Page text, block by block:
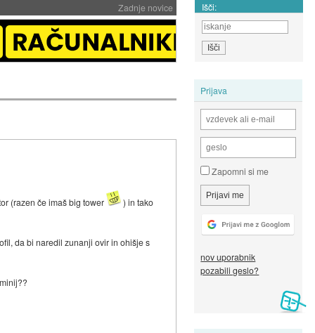
Zadnje novice Išči:
Prijava
Zapomni si me
nov uporabnik
pozabili geslo?
(razen če imaš big tower
) in tako
da bi naredil zunanji ovir in ohišje s